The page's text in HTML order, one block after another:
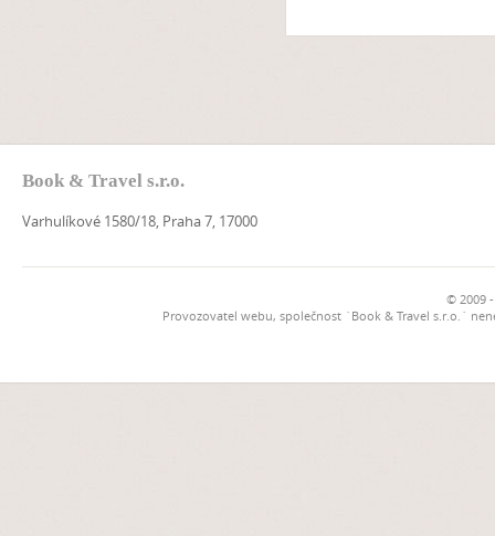
Book & Travel s.r.o.
Varhulíkové 1580/18, Praha 7, 17000
© 2009
Provozovatel webu, společnost `Book & Travel s.r.o.`